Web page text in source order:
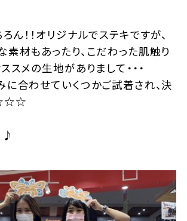
ん！！オリジナルでステキですが、
材もあったり、こだわった肌触り
スメの生地がありまして・・・
合わせていくつかご試着され、決
☆☆☆